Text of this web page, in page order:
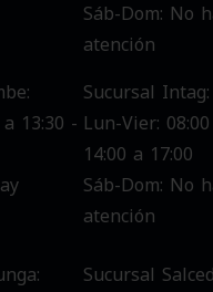
Sáb-Dom: No
atención
13:30 -
Sucursal Intag:
Lun-Vier:
14:00 a 17:00
Sáb-Dom: No
atención
Sucursal